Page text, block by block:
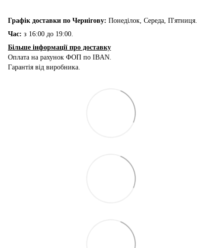
Графік доставки по Чернігову: Понеділок, Середа, П'ятниця.
Час: з 16:00 до 19:00.
Більше інформації про доставку
Оплата на рахунок ФОП по IBAN.
Гарантія від виробника.